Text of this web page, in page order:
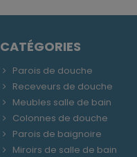
CATÉGORIES
Parois de douche
Receveurs de douche
Meubles salle de bain
Colonnes de douche
Parois de baignoire
Miroirs de salle de bain